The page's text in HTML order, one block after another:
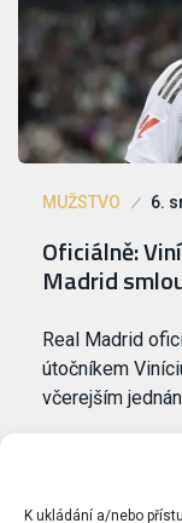
K ukládání a/nebo
MUŽSTVO 6.
Oficiálně:
Madrid
Real Madrid
útočníkem
včerejším